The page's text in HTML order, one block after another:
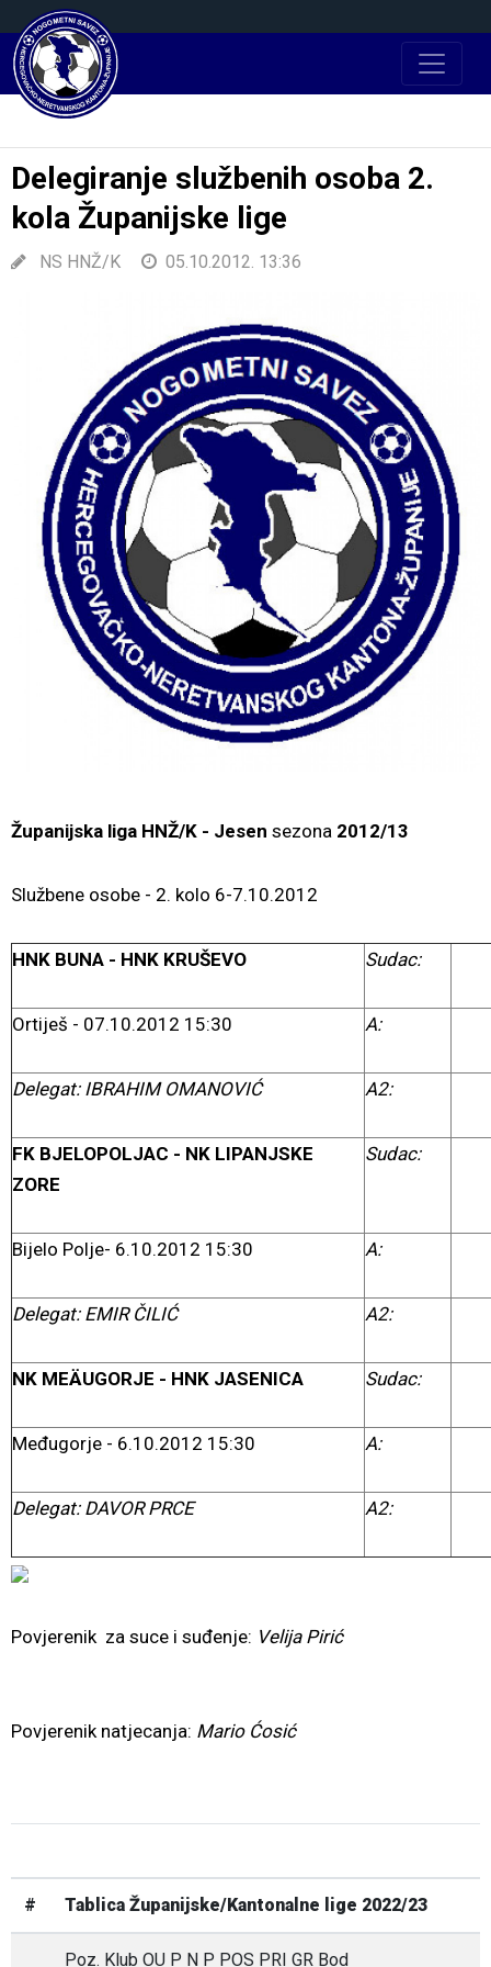
Delegiranje službenih osoba 2.
kola Županijske lige
NS HNŽ/K 05.10.2012. 13:36
Županijska liga HNŽ/K - Jesen sezona 2012/13
Službene osobe - 2. kolo 6-7.10.2012
HNK BUNA - HNK KRUŠEVO Sudac:
Ortiješ - 07.10.2012 15:30 A:
Delegat: IBRAHIM OMANOVIĆ A2:
FK BJELOPOLJAC - NK LIPANJSKE
ZORE
Sudac:
Bijelo Polje- 6.10.2012 15:30 A:
Delegat: EMIR ČILIĆ A2:
NK MEÄUGORJE - HNK JASENICA Sudac:
Međugorje - 6.10.2012 15:30 A:
Delegat: DAVOR PRCE A2:
Povjerenik za suce i suđenje: Velija Pirić
Povjerenik natjecanja: Mario Ćosić
# Tablica Županijske/Kantonalne lige 2022/23
Poz. Klub OU P N P POS PRI GR Bod